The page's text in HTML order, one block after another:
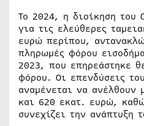
Το 2024, η διοίκηση του
για τις ελεύθερες
ευρώ περίπου,
πληρωμές φόρου
2023, που επηρεάστηκε
φόρου. Οι επενδύσεις
αναμένεται να ανέλθουν
και 620 εκατ. ευρώ,
συνεχίζει την ανάπτυξη